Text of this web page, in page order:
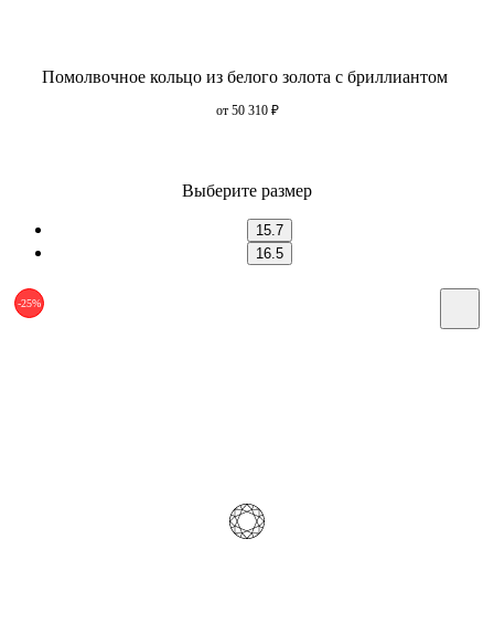
Помолвочное кольцо из белого золота с бриллиантом
от 50 310 ₽
Выберите размер
15.7
16.5
-25%